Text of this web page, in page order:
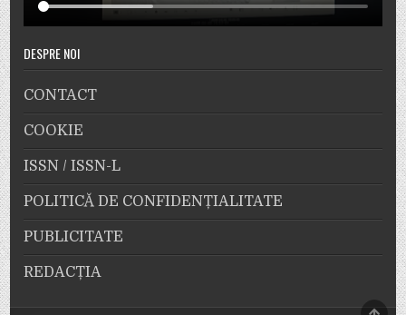
DESPRE NOI
CONTACT
COOKIE
ISSN / ISSN-L
POLITICĂ DE CONFIDENȚIALITATE
PUBLICITATE
REDACȚIA